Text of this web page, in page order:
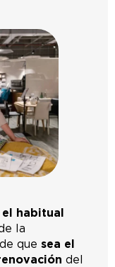
habitual
la
que sea el
del